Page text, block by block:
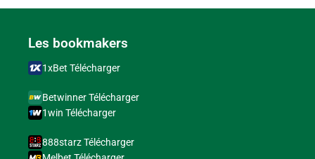
Les bookmakers
1xBet Télécharger
Betwinner Télécharger
1win Télécharger
888starz Télécharger